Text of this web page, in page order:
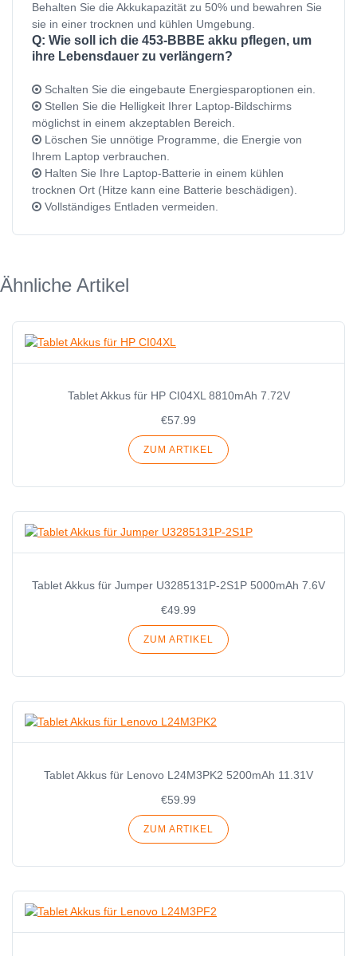
Behalten Sie die Akkukapazität zu 50% und bewahren Sie
sie in einer trocknen und kühlen Umgebung.
Q: Wie soll ich die 453-BBBE akku pflegen, um
ihre Lebensdauer zu verlängern?
Schalten Sie die eingebaute Energiesparoptionen ein.
Stellen Sie die Helligkeit Ihrer Laptop-Bildschirms
möglichst in einem akzeptablen Bereich.
Löschen Sie unnötige Programme, die Energie von
Ihrem Laptop verbrauchen.
Halten Sie Ihre Laptop-Batterie in einem kühlen
trocknen Ort (Hitze kann eine Batterie beschädigen).
Vollständiges Entladen vermeiden.
Ähnliche Artikel
Tablet Akkus für HP CI04XL 8810mAh 7.72V
€57.99
ZUM ARTIKEL
Tablet Akkus für Jumper U3285131P-2S1P 5000mAh 7.6V
€49.99
ZUM ARTIKEL
Tablet Akkus für Lenovo L24M3PK2 5200mAh 11.31V
€59.99
ZUM ARTIKEL